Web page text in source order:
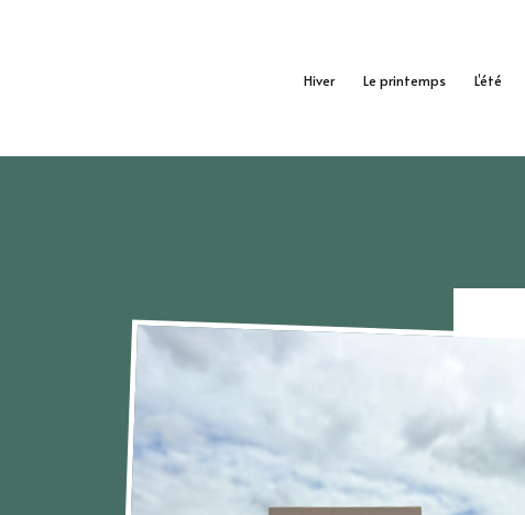
Hiver Le printemps L’été